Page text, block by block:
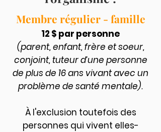
Membre régulier - famille
12 $ par personne
(parent, enfant, frère et soeur,
conjoint, tuteur d’une personne
de plus de 16 ans vivant avec un
problème de santé mentale).
À l'exclusion toutefois des
personnes qui vivent elles-